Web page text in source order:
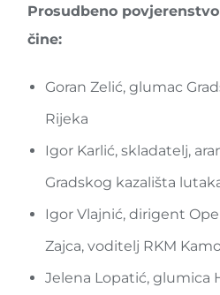
Prosudbeno
čine:
Goran Zelić, glumac
Rijeka
Igor Karlić, skladatelj,
Gradskog kazališta
Igor Vlajnić, dirigent
Zajca, voditelj RKM
Jelena Lopatić, glumica